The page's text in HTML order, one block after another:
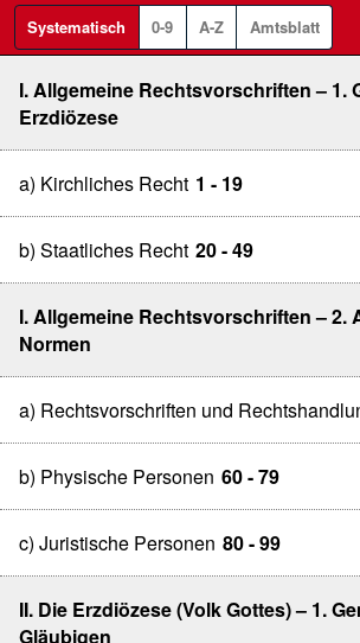
Systematisch 0-9 A-Z Amtsblatt
I. Allgemeine Rechtsvorschriften – 1.
Erzdiözese
a) Kirchliches Recht 1 - 19
b) Staatliches Recht 20 - 49
I. Allgemeine Rechtsvorschriften – 2.
Normen
a) Rechtsvorschriften und
b) Physische Personen 60 - 79
c) Juristische Personen 80 - 99
II. Die Erzdiözese (Volk Gottes) – 1.
Gläubigen